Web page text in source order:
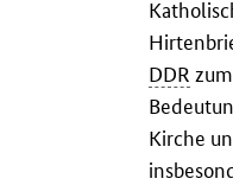
DDR
Kirche